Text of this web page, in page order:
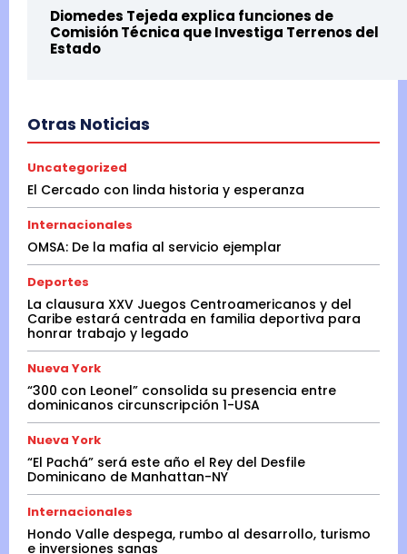
Diomedes Tejeda explica funciones de
Comisión Técnica que Investiga Terrenos del
Estado
Otras Noticias
Uncategorized
El Cercado con linda historia y esperanza
Internacionales
OMSA: De la mafia al servicio ejemplar
Deportes
La clausura XXV Juegos Centroamericanos y del
Caribe estará centrada en familia deportiva para
honrar trabajo y legado
Nueva York
“300 con Leonel” consolida su presencia entre
dominicanos circunscripción 1-USA
Nueva York
“El Pachá” será este año el Rey del Desfile
Dominicano de Manhattan-NY
Internacionales
Hondo Valle despega, rumbo al desarrollo, turismo
e inversiones sanas